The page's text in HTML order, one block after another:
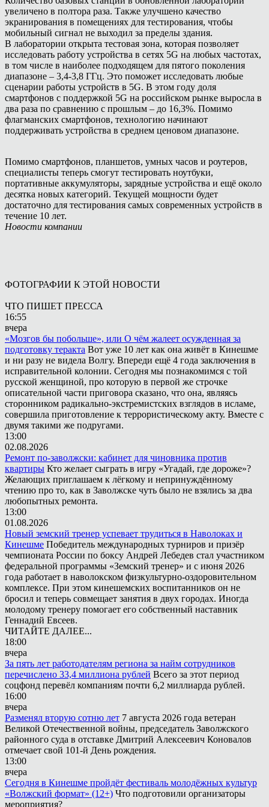
увеличено в полтора раза. Также улучшено качество
экранирования в помещениях для тестирования, чтобы
мобильный сигнал не выходил за пределы здания.
В лаборатории открыта тестовая зона, которая позволяет
исследовать работу устройства в сетях 5G на любых частотах,
в том числе в наиболее подходящем для пятого поколения
диапазоне – 3,4-3,8 ГГц. Это поможет исследовать любые
сценарии работы устройств в 5G. В этом году доля
смартфонов с поддержкой 5G на российском рынке выросла в
два раза по сравнению с прошлым – до 16,3%. Помимо
флагманских смартфонов, технологию начинают
поддерживать устройства в среднем ценовом диапазоне.
Помимо смартфонов, планшетов, умных часов и роутеров,
специалисты теперь смогут тестировать ноутбуки,
портативные аккумуляторы, зарядные устройства и ещё около
десятка новых категорий. Текущей мощности будет
достаточно для тестирования самых современных устройств в
течение 10 лет.
Новости компании
ФОТОГРАФИИ К ЭТОЙ НОВОСТИ
ЧТО ПИШЕТ ПРЕССА
16:55
вчера
«Мозгов бы побольше», или О чём жалеет осужденная за
подготовку теракта Вот уже 10 лет как она живёт в Кинешме
и ни разу не видела Волгу. Впереди ещё 4 года заключения в
исправительной колонии. Сегодня мы познакомимся с той
русской женщиной, про которую в первой же строчке
описательной части приговора сказано, что она, являясь
сторонником радикально-экстремистских взглядов в исламе,
совершила приготовление к террористическому акту. Вместе с
двумя такими же подругами.
13:00
02.08.2026
Ремонт по-заволжски: кабинет для чиновника против
квартиры Кто желает сыграть в игру «Угадай, где дороже»?
Желающих приглашаем к лёгкому и непринуждённому
чтению про то, как в Заволжске чуть было не взялись за два
любопытных ремонта.
13:00
01.08.2026
Новый земский тренер успевает трудиться в Наволоках и
Кинешме Победитель международных турниров и призёр
чемпионата России по боксу Андрей Лебедев стал участником
федеральной программы «Земский тренер» и с июня 2026
года работает в наволокском физкультурно-оздоровительном
комплексе. При этом кинешемских воспитанников он не
бросил и теперь совмещает занятия в двух городах. Иногда
молодому тренеру помогает его собственный наставник
Геннадий Евсеев.
ЧИТАЙТЕ ДАЛЕЕ...
18:00
вчера
За пять лет работодателям региона за найм сотрудников
перечислено 33,4 миллиона рублей Всего за этот период
соцфонд перевёл компаниям почти 6,2 миллиарда рублей.
16:00
вчера
Разменял вторую сотню лет 7 августа 2026 года ветеран
Великой Отечественной войны, председатель Заволжского
районного суда в отставке Дмитрий Алексеевич Коновалов
отмечает свой 101-й День рождения.
13:00
вчера
Сегодня в Кинешме пройдёт фестиваль молодёжных культур
«Волжский формат» (12+) Что подготовили организаторы
мероприятия?